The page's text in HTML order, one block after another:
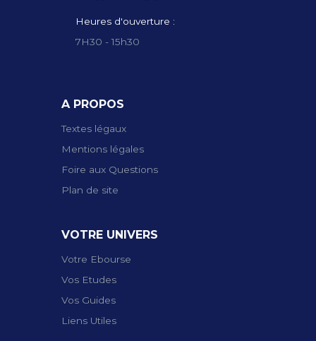
Heures d'ouverture :
7H30 - 15h30
A PROPOS
Textes légaux
Mentions légales
Foire aux Questions
Plan de site
VOTRE UNIVERS
Votre Ebourse
Vos Etudes
Vos Guides
Liens Utiles